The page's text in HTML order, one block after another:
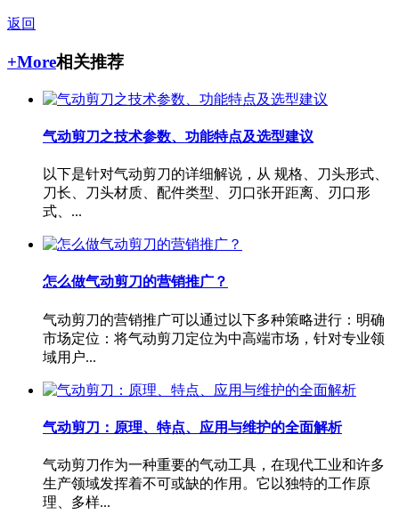
返回
+More相关推荐
气动剪刀之技术参数、功能特点及选型建议
以下是针对气动剪刀的详细解说，从 ‌规格、刀头形式、
刀长、刀头材质、配件类型、刃口张开距离、刃口形
式、...
怎么做气动剪刀的营销推广？
气动剪刀的营销推广可以通过以下多种策略进行：明确
市场定位：将气动剪刀定位为中高端市场，针对专业领
域用户...
气动剪刀：原理、特点、应用与维护的全面解析
气动剪刀作为一种重要的气动工具，在现代工业和许多
生产领域发挥着不可或缺的作用。它以独特的工作原
理、多样...